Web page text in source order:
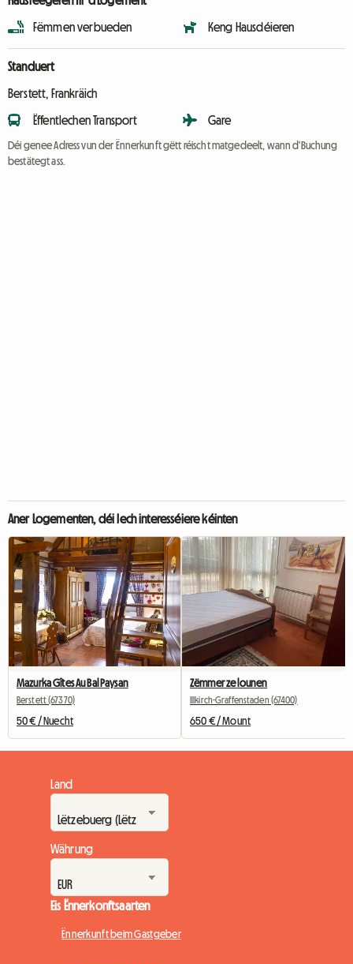
Fëmmen verbueden Keng Hausdéieren
Standuert
Berstett, Frankräich
Ëffentlechen Transport Gare
Déi genee Adress vun der Ënnerkunft gëtt réischt matgedeelt, wann d'Buchung
bestätegt ass.
Aner Logementen, déi Iech interesséiere kéinten
Mazurka Gîtes Au Bal Paysan
Berstett (67370)
50 € / Nuecht
Zëmmer ze lounen
Illkirch-Graffenstaden (67400)
650 € / Mount
Land
Währung
Eis Ënnerkonftsaarten
Ënnerkunft beim Gastgeber